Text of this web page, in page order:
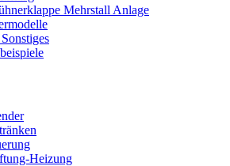
Mehrstall Anlage
Heizung